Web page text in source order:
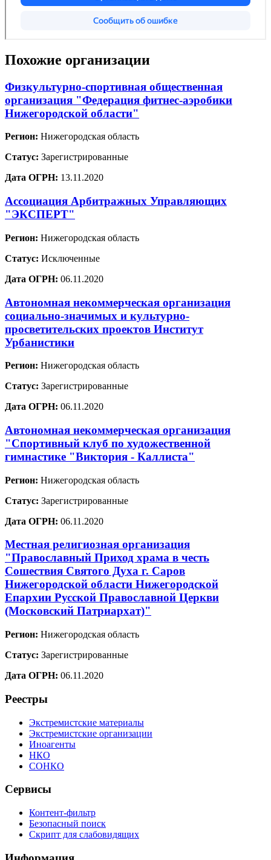
Похожие организации
Физкультурно-спортивная общественная
организация "Федерация фитнес-аэробики
Нижегородской области"
Регион: Нижегородская область
Статус: Зарегистрированные
Дата ОГРН: 13.11.2020
Ассоциация Арбитражных Управляющих
"ЭКСПЕРТ"
Регион: Нижегородская область
Статус: Исключенные
Дата ОГРН: 06.11.2020
Автономная некоммерческая организация
социально-значимых и культурно-
просветительских проектов Институт
Урбанистики
Регион: Нижегородская область
Статус: Зарегистрированные
Дата ОГРН: 06.11.2020
Автономная некоммерческая организация
"Спортивный клуб по художественной
гимнастике "Виктория - Каллиста"
Регион: Нижегородская область
Статус: Зарегистрированные
Дата ОГРН: 06.11.2020
Местная религиозная организация
"Православный Приход храма в честь
Сошествия Святого Духа г. Саров
Нижегородской области Нижегородской
Епархии Русской Православной Церкви
(Московский Патриархат)"
Регион: Нижегородская область
Статус: Зарегистрированные
Дата ОГРН: 06.11.2020
Реестры
Экстремистские материалы
Экстремистские организации
Иноагенты
НКО
СОНКО
Сервисы
Контент-фильтр
Безопасный поиск
Скрипт для слабовидящих